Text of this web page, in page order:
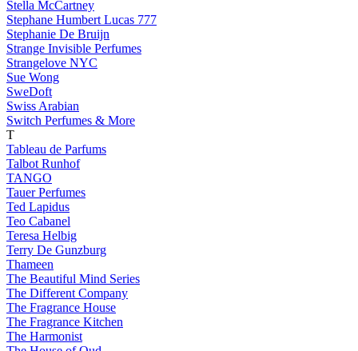
Stella McCartney
Stephane Humbert Lucas 777
Stephanie De Bruijn
Strange Invisible Perfumes
Strangelove NYC
Sue Wong
SweDoft
Swiss Arabian
Switch Perfumes & More
T
Tableau de Parfums
Talbot Runhof
TANGO
Tauer Perfumes
Ted Lapidus
Teo Cabanel
Teresa Helbig
Terry De Gunzburg
Thameen
The Beautiful Mind Series
The Different Company
The Fragrance House
The Fragrance Kitchen
The Harmonist